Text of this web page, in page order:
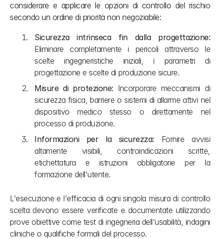
considerare e applicare le opzioni di controllo del rischio
secondo un ordine di priorità non negoziabile:
Sicurezza intrinseca fin dalla progettazione:
Eliminare completamente i pericoli attraverso le
scelte ingegneristiche iniziali, i parametri di
progettazione e scelte di produzione sicure.
Misure di protezione: Incorporare meccanismi di
sicurezza fisica, barriere o sistemi di allarme attivi nel
dispositivo medico stesso o direttamente nel
processo di produzione.
Informazioni per la sicurezza: Fornire avvisi
altamente visibili, controindicazioni scritte,
etichettatura e istruzioni obbligatorie per la
formazione dell'utente.
L'esecuzione e l'efficacia di ogni singola misura di controllo
scelta devono essere verificate e documentate utilizzando
prove obiettive come test di ingegneria dell'usabilità, indagini
cliniche o qualifiche formali del processo.